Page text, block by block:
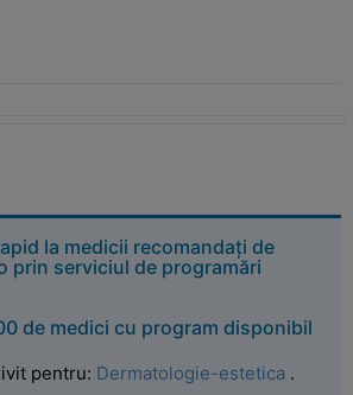
la medicii recomandați de
prin serviciul de programări
de medici cu program disponibil
pentru: Dermatologie-estetica .